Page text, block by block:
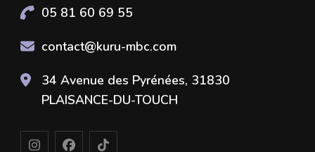
05 81 60 69 55
contact@kuru-mbc.com
34 Avenue des Pyrénées, 31830
PLAISANCE-DU-TOUCH